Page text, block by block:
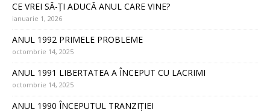
CE VREI SĂ-ȚI ADUCĂ ANUL CARE VINE?
ianuarie 1, 2026
ANUL 1992 PRIMELE PROBLEME
octombrie 14, 2025
ANUL 1991 LIBERTATEA A ÎNCEPUT CU LACRIMI
octombrie 14, 2025
ANUL 1990 ÎNCEPUTUL TRANZIȚIEI